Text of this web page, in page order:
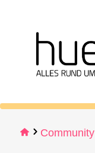
Community